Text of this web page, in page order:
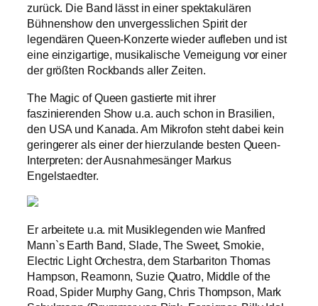
zurück. Die Band lässt in einer spektakulären
Bühnenshow den unvergesslichen Spirit der
legendären Queen-Konzerte wieder aufleben und ist
eine einzigartige, musikalische Verneigung vor einer
der größten Rockbands aller Zeiten.
The Magic of Queen gastierte mit ihrer
faszinierenden Show u.a. auch schon in Brasilien,
den USA und Kanada. Am Mikrofon steht dabei kein
geringerer als einer der hierzulande besten Queen-
Interpreten: der Ausnahmesänger Markus
Engelstaedter.
Er arbeitete u.a. mit Musiklegenden wie Manfred
Mann`s Earth Band, Slade, The Sweet, Smokie,
Electric Light Orchestra, dem Starbariton Thomas
Hampson, Reamonn, Suzie Quatro, Middle of the
Road, Spider Murphy Gang, Chris Thompson, Mark